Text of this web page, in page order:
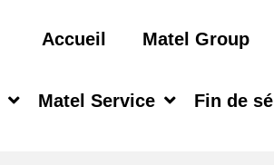
Accueil Matel Group
Matel Service Fin de